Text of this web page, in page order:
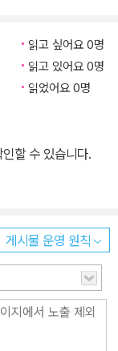
로운 실험이 될 작품
다. 그동안 박지리문
기』), 애도와 생존
과 사회의 본질에
상작 『점거당한
어받아 박지리문
이 아닌 단편 묶음
저마다의 일상을
고 싶다고 제안해
작품은 “동시대 예
읽고 싶어요 0명
읽고 있어요 0명
읽었어요 0명
할 수 있습니다.
게시물 운영 원칙